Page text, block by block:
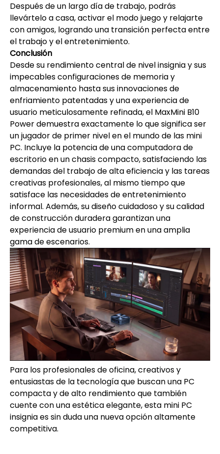
Después de un largo día de trabajo, podrás
llevártelo a casa, activar el modo juego y relajarte
con amigos, logrando una transición perfecta entre
el trabajo y el entretenimiento.
Conclusión
Desde su rendimiento central de nivel insignia y sus
impecables configuraciones de memoria y
almacenamiento hasta sus innovaciones de
enfriamiento patentadas y una experiencia de
usuario meticulosamente refinada, el MaxMini B10
Power demuestra exactamente lo que significa ser
un jugador de primer nivel en el mundo de las mini
PC. Incluye la potencia de una computadora de
escritorio en un chasis compacto, satisfaciendo las
demandas del trabajo de alta eficiencia y las tareas
creativas profesionales, al mismo tiempo que
satisface las necesidades de entretenimiento
informal. Además, su diseño cuidadoso y su calidad
de construcción duradera garantizan una
experiencia de usuario premium en una amplia
gama de escenarios.
Para los profesionales de oficina, creativos y
entusiastas de la tecnología que buscan una PC
compacta y de alto rendimiento que también
cuente con una estética elegante, esta mini PC
insignia es sin duda una nueva opción altamente
competitiva.